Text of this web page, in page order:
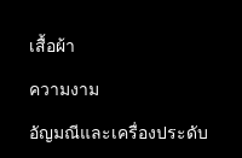
เสื้อผ้า
ความงาม
อัญมณีและเครื่องประดับ